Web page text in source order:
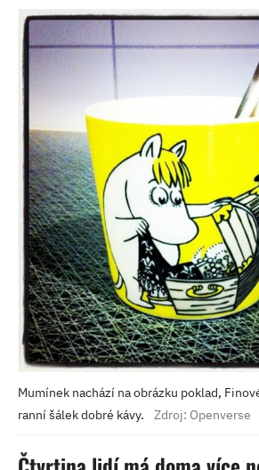
Mumínek nachází na obrázku poklad,
ranní šálek dobré kávy.
Zdroj: Openverse